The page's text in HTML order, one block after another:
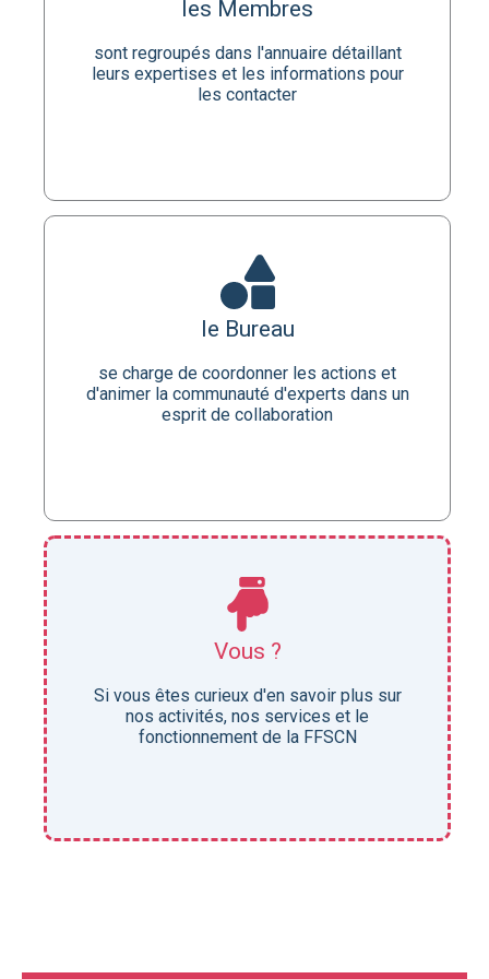
les Membres
sont regroupés dans l'annuaire détaillant
leurs expertises et les informations pour
les contacter
leurs expertises et les informations pour
les contacter
découvrir
le Bureau
se charge de coordonner les actions et
d'animer la communauté d'experts dans un
esprit de collaboration
le Bureau
se charge de coordonner les actions et
d'animer la communauté d'experts dans un
esprit de collaboration
en savoir plus
Vous ?
Si vous êtes curieux d'en savoir plus sur
nos activités, nos services et le
fonctionnement de la FFSCN
Devenez Membre !
Les autres membres de la fédération
seront heureux de répondre à vos
questions et de vous accueillir au sein du
groupe.